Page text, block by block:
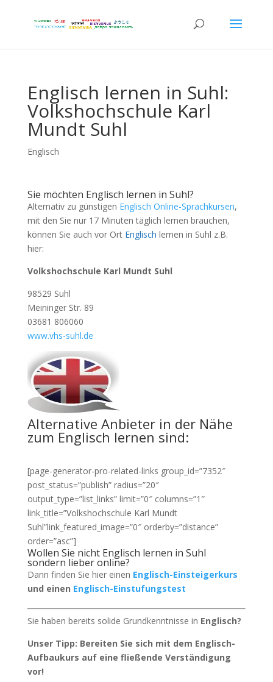
Englisch lernen in Suhl:
Volkshochschule Karl
Mundt Suhl
Englisch
Sie möchten Englisch lernen in Suhl?
Alternativ zu günstigen Englisch Online-Sprachkursen,
mit den Sie nur 17 Minuten täglich lernen brauchen,
können Sie auch vor Ort Englisch lernen in Suhl z.B.
hier:
Volkshochschule Karl Mundt Suhl
98529 Suhl
Meininger Str. 89
03681 806060
www.vhs-suhl.de
Alternative Anbieter in der Nähe
zum Englisch lernen sind:
[page-generator-pro-related-links group_id=”7352″
post_status=”publish” radius=”20″
output_type=”list_links” limit=”0″ columns=”1″
link_title=”Volkshochschule Karl Mundt
Suhl”link_featured_image=”0″ orderby=”distance”
order=”asc”]
Wollen Sie nicht Englisch lernen in Suhl
sondern lieber online?
Dann finden Sie hier einen Englisch-Einsteigerkurs
und einen Englisch-Einstufungstest
Sie haben bereits solide Grundkenntnisse in Englisch?
Unser Tipp: Bereiten Sie sich mit dem Englisch-
Aufbaukurs auf eine fließende Verständigung
vor!